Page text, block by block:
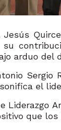
Jesús
arduo del
el
Liderazgo
que